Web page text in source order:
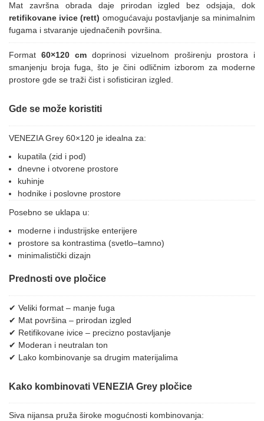
Mat završna obrada daje prirodan izgled bez odsjaja, dok
retifikovane ivice (rett) omogućavaju postavljanje sa minimalnim
fugama i stvaranje ujednačenih površina.
Format 60×120 cm doprinosi vizuelnom proširenju prostora i
smanjenju broja fuga, što je čini odličnim izborom za moderne
prostore gde se traži čist i sofisticiran izgled.
Gde se može koristiti
VENEZIA Grey 60×120 je idealna za:
kupatila (zid i pod)
dnevne i otvorene prostore
kuhinje
hodnike i poslovne prostore
Posebno se uklapa u:
moderne i industrijske enterijere
prostore sa kontrastima (svetlo–tamno)
minimalistički dizajn
Prednosti ove pločice
✔ Veliki format – manje fuga
✔ Mat površina – prirodan izgled
✔ Retifikovane ivice – precizno postavljanje
✔ Moderan i neutralan ton
✔ Lako kombinovanje sa drugim materijalima
Kako kombinovati VENEZIA Grey pločice
Siva nijansa pruža široke mogućnosti kombinovanja: